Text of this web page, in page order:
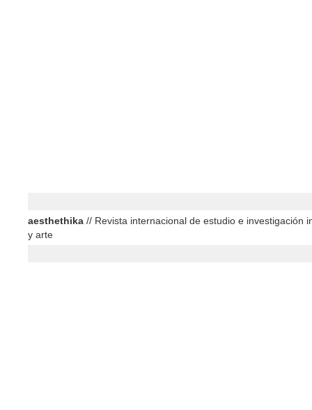
aesthethika // Revista internacional de estudio e investigación
y arte